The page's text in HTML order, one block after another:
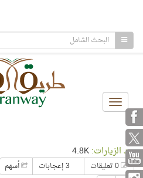
Toggle
navigation
عدد الزيارات:
3 إعجابات أسهم